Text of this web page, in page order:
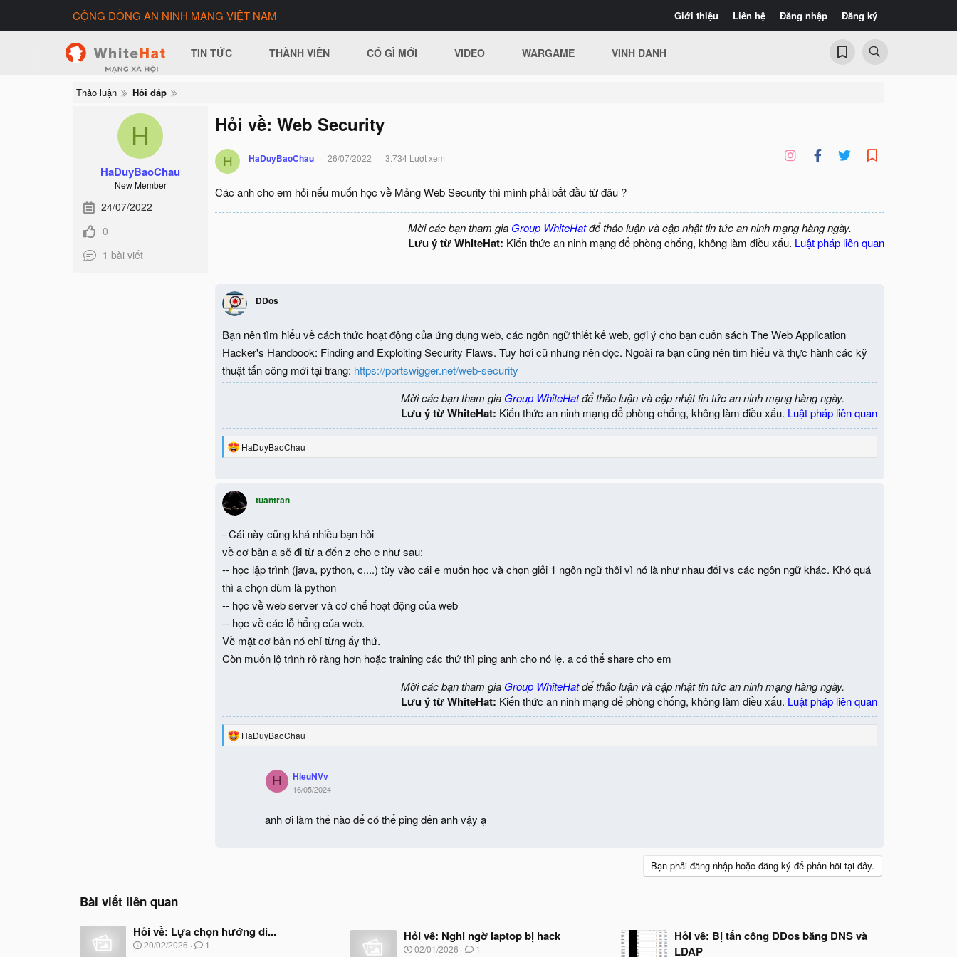
Giới thiệu Liên hệ Đăng nhập Đăng ký
CỘNG ĐỒNG AN NINH MẠNG VIỆT NAM
TIN TỨC THÀNH VIÊN CÓ GÌ MỚI VIDEO WARGAME VINH DANH
Thảo luận Hỏi đáp
H
HaDuyBaoChau
New Member
24/07/2022
0
1 bài viết
Hỏi về: Web Security
H HaDuyBaoChau 26/07/2022 3.734 Lượt xem
Các anh cho em hỏi nếu muốn học về Mảng Web Security thì mình phải bắt đầu từ đâu ?
Mời các bạn tham gia Group WhiteHatđể thảo luận và cập nhật tin tức an ninh mạng hàng ngày.
Lưu ý từ WhiteHat: Kiến thức an ninh mạng để phòng chống, không làm điều xấu. Luật pháp liên quan
DDos
Bạn nên tìm hiểu về cách thức hoạt động của ứng dụng web, các ngôn ngữ thiết kế web, gợi ý cho bạn cuốn sách The Web Application
Hacker's Handbook: Finding and Exploiting Security Flaws. Tuy hơi cũ nhưng nên đọc. Ngoài ra bạn cũng nên tìm hiểu và thực hành các kỹ
thuật tấn công mới tại trang: https://portswigger.net/web-security
Mời các bạn tham gia Group WhiteHatđể thảo luận và cập nhật tin tức an ninh mạng hàng ngày.
Lưu ý từ WhiteHat: Kiến thức an ninh mạng để phòng chống, không làm điều xấu. Luật pháp liên quan
R
t
i
o
s
HaDuyBaoChau
tuantran
- Cái này cũng khá nhiều bạn hỏi
về cơ bản a sẽ đi từ a đến z cho e như sau:
-- học lập trình (java, python, c,...) tùy vào cái e muốn học và chọn giỏi 1 ngôn ngữ thôi vì nó là như nhau đối vs các ngôn ngữ khác. Khó quá
thì a chọn dùm là python
-- học về web server và cơ chế hoạt động của web
-- học về các lỗ hổng của web.
Về mặt cơ bản nó chỉ từng ấy thứ.
Còn muốn lộ trình rõ ràng hơn hoặc training các thứ thì ping anh cho nó lẹ. a có thể share cho em
Mời các bạn tham gia Group WhiteHatđể thảo luận và cập nhật tin tức an ninh mạng hàng ngày.
Lưu ý từ WhiteHat: Kiến thức an ninh mạng để phòng chống, không làm điều xấu. Luật pháp liên quan
R
HaDuyBaoChau
H HieuNVv
16/05/2024
anh ơi làm thế nào để có thể ping đến anh vậy ạ
Bạn phải đăng nhập hoặc đăng ký để phản hồi tại đây.
Bài viết liên quan
Hỏi về: Lựa chọn hướng đi...
N
20/02/2026 1
Hỏi về: Nghi ngờ laptop bị hack
N
02/01/2026 1
Hỏi về: Bị tấn công DDos bằng DNS và
LDAP